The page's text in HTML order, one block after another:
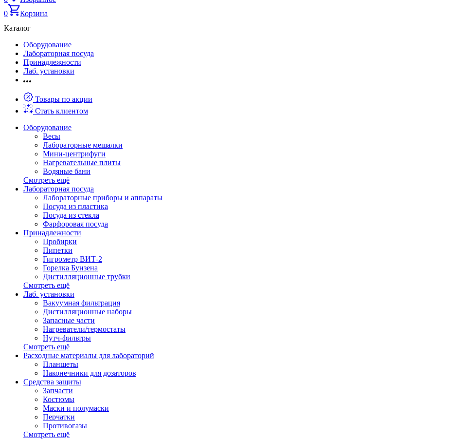
0
Корзина
Каталог
Оборудование
Лабораторная посуда
Принадлежности
Лаб. установки
Товары по акции
Стать клиентом
Оборудование
Весы
Лабораторные мешалки
Мини-центрифуги
Нагревательные плиты
Водяные бани
Смотреть ещё
Лабораторная посуда
Лабораторные приборы и аппараты
Посуда из пластика
Посуда из стекла
Фарфоровая посуда
Принадлежности
Пробирки
Пипетки
Гигрометр ВИТ-2
Горелка Бунзена
Дистилляционные трубки
Смотреть ещё
Лаб. установки
Вакуумная фильтрация
Дистилляционные наборы
Запасные части
Нагреватели/термостаты
Нутч-фильтры
Смотреть ещё
Расходные материалы для лабораторий
Планшеты
Наконечники для дозаторов
Средства защиты
Запчасти
Костюмы
Маски и полумаски
Перчатки
Противогазы
Смотреть ещё